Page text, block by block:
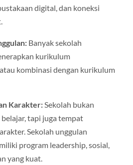
digital, dan koneksi
Banyak sekolah
kurikulum
kombinasi dengan kurikulum
Karakter:Sekolah bukan
tapi juga tempat
Sekolah unggulan
program leadership, sosial,
yang kuat.